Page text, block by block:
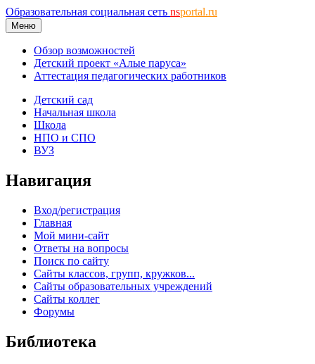
Образовательная социальная сеть nsportal.ru
Меню
Обзор возможностей
Детский проект «Алые паруса»
Аттестация педагогических работников
Детский сад
Начальная школа
Школа
НПО и СПО
ВУЗ
Навигация
Вход/регистрация
Главная
Мой мини-сайт
Ответы на вопросы
Поиск по сайту
Сайты классов, групп, кружков...
Сайты образовательных учреждений
Сайты коллег
Форумы
Библиотека